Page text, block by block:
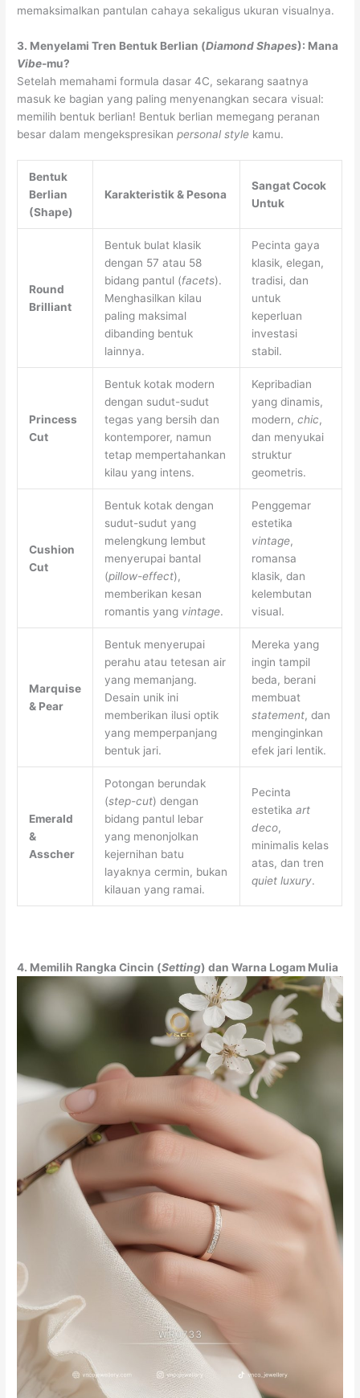
memaksimalkan pantulan cahaya sekaligus ukuran visualnya.
3. Menyelami Tren Bentuk Berlian (Diamond Shapes): Mana
Vibe-mu?
Setelah memahami formula dasar 4C, sekarang saatnya
masuk ke bagian yang paling menyenangkan secara visual:
memilih bentuk berlian! Bentuk berlian memegang peranan
besar dalam mengekspresikanpersonal style kamu.
Bentuk
Berlian
(Shape)
Karakteristik & Pesona
Sangat Cocok
Untuk
Round
Brilliant
Bentuk bulat klasik
dengan 57 atau 58
bidang pantul (facets).
Menghasilkan kilau
paling maksimal
dibanding bentuk
lainnya.
Pecinta gaya
klasik, elegan,
tradisi, dan
untuk
keperluan
investasi
stabil.
Princess
Cut
Bentuk kotak modern
dengan sudut-sudut
tegas yang bersih dan
kontemporer, namun
tetap mempertahankan
kilau yang intens.
Kepribadian
yang dinamis,
modern, chic,
dan menyukai
struktur
geometris.
Cushion
Cut
Bentuk kotak dengan
sudut-sudut yang
melengkung lembut
menyerupai bantal
(pillow-effect),
memberikan kesan
romantis yang vintage.
Penggemar
estetika
vintage,
romansa
klasik, dan
kelembutan
visual.
Marquise
& Pear
Bentuk menyerupai
perahu atau tetesan air
yang memanjang.
Desain unik ini
memberikan ilusi optik
yang memperpanjang
bentuk jari.
Mereka yang
ingin tampil
beda, berani
membuat
statement, dan
menginginkan
efek jari lentik.
Emerald
&
Asscher
Potongan berundak
(step-cut) dengan
bidang pantul lebar
yang menonjolkan
kejernihan batu
layaknya cermin, bukan
kilauan yang ramai.
Pecinta
estetika art
deco,
minimalis kelas
atas, dan tren
quiet luxury.
4. Memilih Rangka Cincin (Setting) dan Warna Logam Mulia